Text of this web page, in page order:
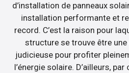
d’installation de panneaux
installation performante et
record. C’est la raison pour
structure se trouve être
judicieuse pour profiter
l’énergie solaire. D’ailleurs,